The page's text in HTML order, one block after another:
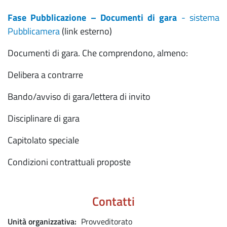
Fase Pubblicazione – Documenti di gara - sistema
Pubblicamera(link esterno)
Documenti di gara. Che comprendono, almeno:
Delibera a contrarre
Bando/avviso di gara/lettera di invito
Disciplinare di gara
Capitolato speciale
Condizioni contrattuali proposte
Contatti
Unità organizzativa Provveditorato